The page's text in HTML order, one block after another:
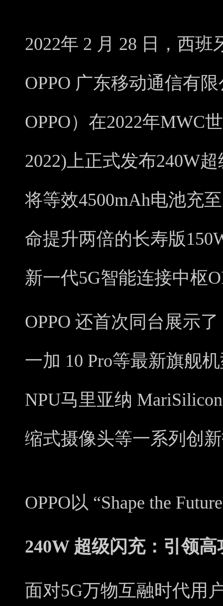
2022年 2 月 28 日，西
OPPO 广东移动通信有
OPPO）在2022年MWC
2022)上正式发布240W
将等效4500mAh电池充
命提升两倍的长寿版
新一代5G智能连接中枢
OPPO 还首次同台展示
一加 10 Pro等最新旗舰
NPU马里亚纳
缩式摄像头等一系列创
OPPO以 “Shape the
240W 超级闪充：引领
面对5G万物互融时代用